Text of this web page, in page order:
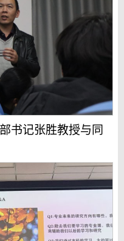
张胜教授与同